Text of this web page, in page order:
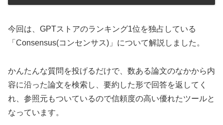
今回は、GPTストアのランキング1位を独占している
「Consensus(コンセンサス)」について解説しました。
かんたんな質問を投げるだけで、数ある論文のなかから内
容に沿った論文を検索し、要約した形で回答を返してく
れ、参照元もついているので信頼度の高い優れたツールと
なっています。